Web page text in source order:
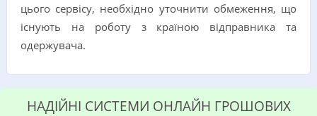
цього сервісу, необхідно уточнити обмеження, що
існують на роботу з країною відправника та
одержувача.
НАДІЙНІ СИСТЕМИ ОНЛАЙН ГРОШОВИХ